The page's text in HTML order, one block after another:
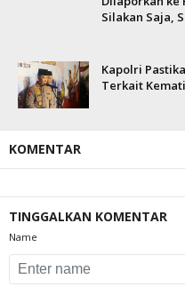
Silakan Saja,
Kapolri
Terkait
KOMENTAR
TINGGALKAN KOMENTAR
Name